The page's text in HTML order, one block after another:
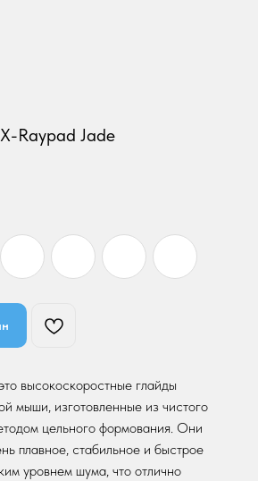
Raypad Jade
высокоскоростные глайды
мыши, изготовленные из чистого
цельного формования. Они
плавное, стабильное и быстрое
уровнем шума, что отлично